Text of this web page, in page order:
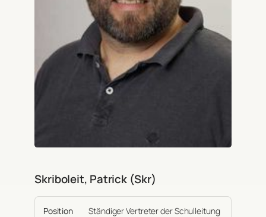
Skriboleit, Patrick (Skr)
Position
Ständiger Vertreter der Schulleitung